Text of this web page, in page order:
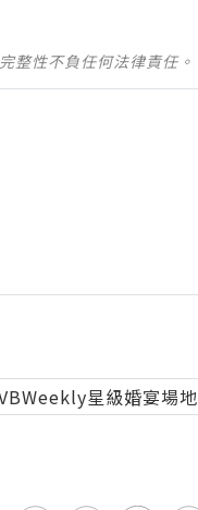
整性不負任何法律責任。
星級婚宴場地